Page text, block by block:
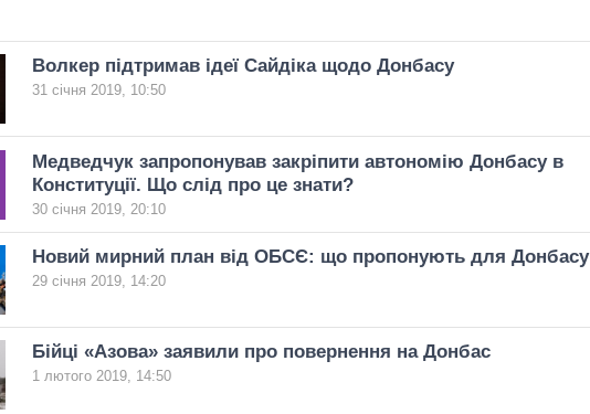
Волкер підтримав ідеї Сайдіка щодо Донбасу
31 січня 2019, 10:50
Медведчук запропонував закріпити автономію Донбасу в
Конституції. Що слід про це знати?
30 січня 2019, 20:10
Новий мирний план від ОБСЄ: що пропонують для Донбасу
29 січня 2019, 14:20
Бійці «Азова» заявили про повернення на Донбас
1 лютого 2019, 14:50